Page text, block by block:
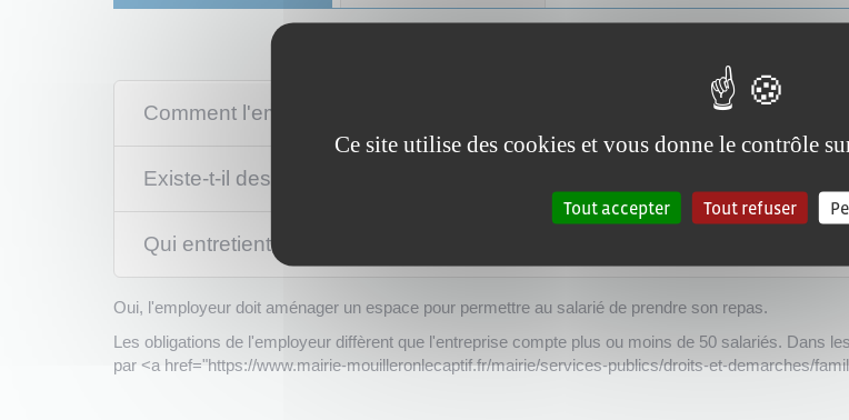
Comment l'emplacement pour se restaurer doit-il être aménagé ?
Existe-t-il des dérogations à la mise en place de l'emplacement pour se
Qui entretient l'emplacement permettant de se restaurer ?
Oui, l'employeur doit aménager un espace pour permettre au salarié de prendre son repas.
Les obligations de l'employeur diffèrent que l'entreprise compte plus ou moins de 50 salariés. Dans
par <a href="https://www.mairie-mouilleronlecaptif.fr/mairie/services-publics/droits-et-demarches/
Ce site utilise des cookies et vous donne le contrôle
Tout accepter Tout refuser